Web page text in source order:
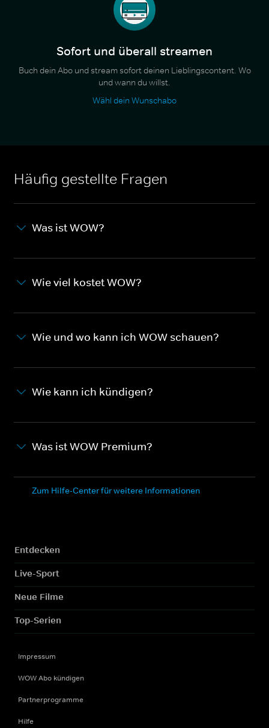
Sofort und überall streamen
Buch dein Abo und stream sofort deinen Lieblingscontent. Wo
und wann du willst.
Wähl dein Wunschabo
Häufig gestellte Fragen
Was ist WOW?
Wie viel kostet WOW?
Wie und wo kann ich WOW schauen?
Wie kann ich kündigen?
Was ist WOW Premium?
Zum Hilfe-Center für weitere Informationen
Entdecken
Live-Sport
Neue Filme
Top-Serien
Impressum
WOW Abo kündigen
Partnerprogramme
Hilfe